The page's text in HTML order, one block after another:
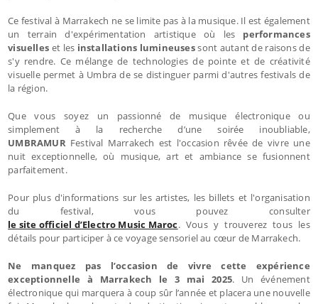
Ce festival à Marrakech ne se limite pas à la musique. Il est également
un terrain d'expérimentation artistique où les performances
visuelleset les installations lumineusessont autant de raisons de
s'y rendre. Ce mélange de technologies de pointe et de créativité
visuelle permet à Umbra de se distinguer parmi d'autres festivals de
la région.
Que vous soyez un passionné de musique électronique ou
simplement à la recherche d’une soirée inoubliable,
UMBRAMURFestival Marrakech est l'occasion rêvée de vivre une
nuit exceptionnelle, où musique, art et ambiance se fusionnent
parfaitement.
Pour plus d'informations sur les artistes, les billets et l'organisation
du festival, vous pouvez consulter
le site officiel d’Electro Music Maroc. Vous y trouverez tous les
détails pour participer à ce voyage sensoriel au cœur de Marrakech.
Ne manquez pas l’occasion de vivre cette expérience
exceptionnelle à Marrakech le 3 mai 2025. Un événement
électronique qui marquera à coup sûr l’année et placera une nouvelle